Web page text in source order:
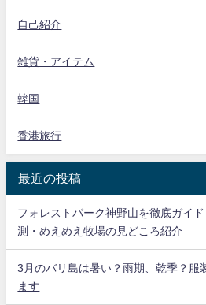
自己紹介
雑貨・アイテム
韓国
香港旅行
最近の投稿
フォレストパーク神野山を徹底ガイ
測・めえめえ牧場の見どころ紹介
3月のバリ島は暑い？雨期、乾季？服
ます